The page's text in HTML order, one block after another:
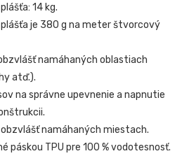
14 kg.
je 380 g na meter štvorcový
namáhaných oblastiach
atď.).
na správne upevnenie a napnutie
namáhaných miestach.
páskou TPU pre 100 % vodotesnosť.